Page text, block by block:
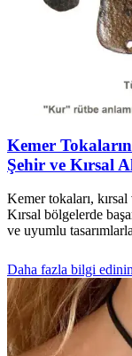
Kemer
Şehir ve Kırsal
Kemer tokaları,
Kırsal bölgelerde
ve uyumlu
Daha fazla bilgi